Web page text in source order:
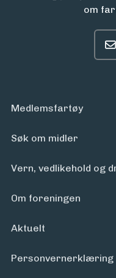
om
Medlemsfartøy
Søk om midler
Vern, vedlikehold og
Om foreningen
Aktuelt
Personvern­erklæring